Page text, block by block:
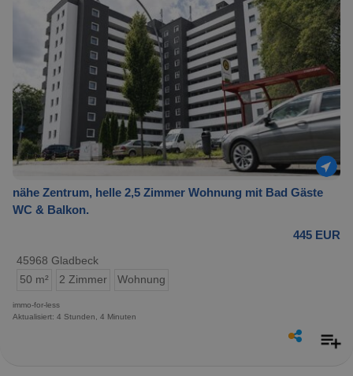
nähe Zentrum, helle 2,5 Zimmer Wohnung mit Bad Gäste
WC & Balkon.
445 EUR
45968 Gladbeck
50 m²
2 Zimmer Wohnung
immo-for-less
Aktualisiert: 4 Stunden, 4 Minuten